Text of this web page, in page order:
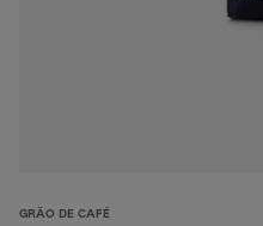
GRÃO DE CAFÉ